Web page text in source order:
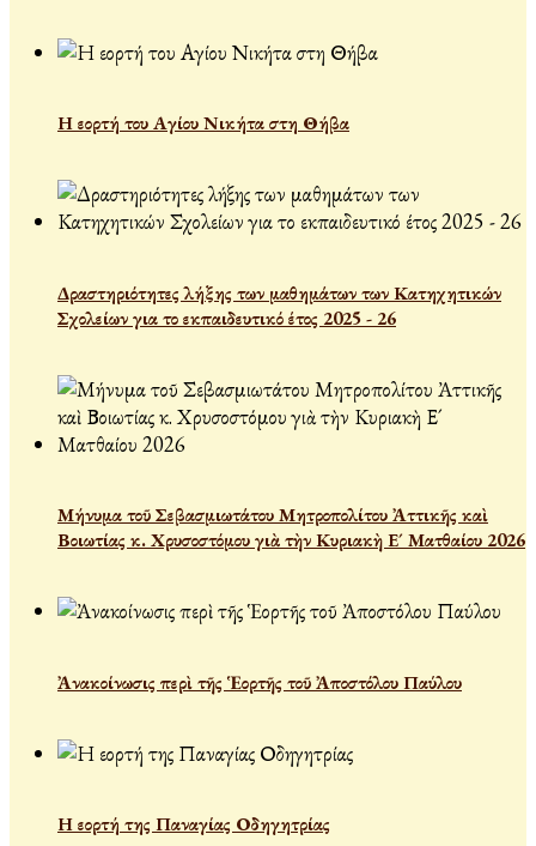
Η εορτή του Αγίου Νικήτα στη Θήβα
Δραστηριότητες λήξης των μαθημάτων των Κατηχητικών
Σχολείων για το εκπαιδευτικό έτος 2025 - 26
Μήνυμα τοῦ Σεβασμιωτάτου Μητροπολίτου Ἀττικῆς καὶ
Βοιωτίας κ. Χρυσοστόμου γιὰ τὴν Κυριακὴ Ε´ Ματθαίου 2026
Ἀνακοίνωσις περὶ τῆς Ἑορτῆς τοῦ Ἀποστόλου Παύλου
Η εορτή της Παναγίας Οδηγητρίας